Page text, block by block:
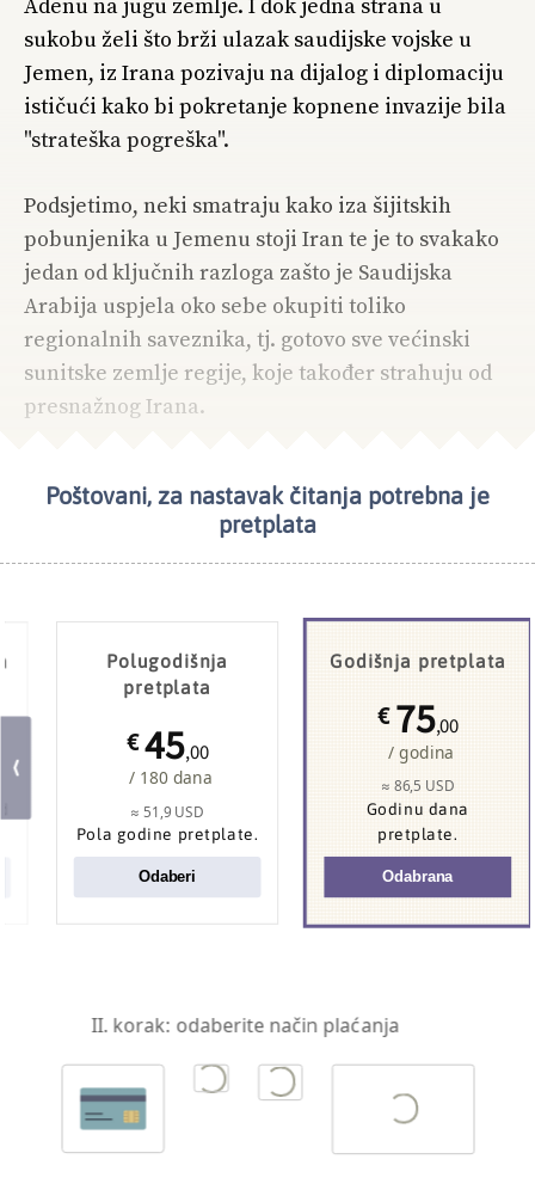
sukobu želi što brži ulazak saudijske vojske u
Jemen, iz Irana pozivaju na dijalog i diplomaciju
ističući kako bi pokretanje kopnene invazije bila
"strateška pogreška".
Podsjetimo, neki smatraju kako iza šijitskih
pobunjenika u Jemenu stoji Iran te je to svakako
jedan od ključnih razloga zašto je Saudijska
Arabija uspjela oko sebe okupiti toliko
regionalnih saveznika, tj. gotovo sve većinski
sunitske zemlje regije, koje također strahuju od
presnažnog Irana.
Poštovani, za nastavak čitanja potrebna je
pretplata
Polugodišnja
pretplata
€45,00
/ 180 dana
≈ 51,9 USD
Pola godine pretplate.
Odaberi
Godišnja pretplata
€75,00
/ godina
≈ 86,5 USD
Godinu dana
pretplate.
Odabrana
II. korak: odaberite način plaćanja
NAJČITANIJE JEMEN
izveli veliki napad na saudijske saveznike u
Jemenu, najmanje 30 mrtvih